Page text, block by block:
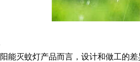
灭蚊灯产品而言，设计和做工的